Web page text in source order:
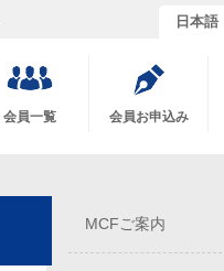
日本語
会員一覧 会員お申込み
MCFご案内